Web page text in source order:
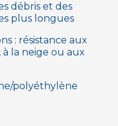
débris et des
plus longues
: résistance aux
la neige ou aux
polyéthylène